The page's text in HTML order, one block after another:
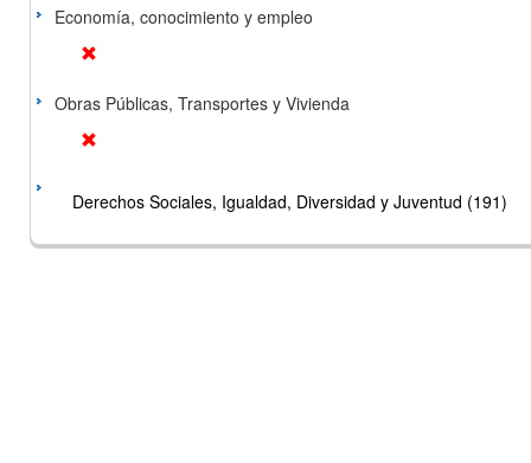
Economía, conocimiento y empleo
Obras Públicas, Transportes y Vivienda
Derechos Sociales, Igualdad, Diversidad y Juventud (191)